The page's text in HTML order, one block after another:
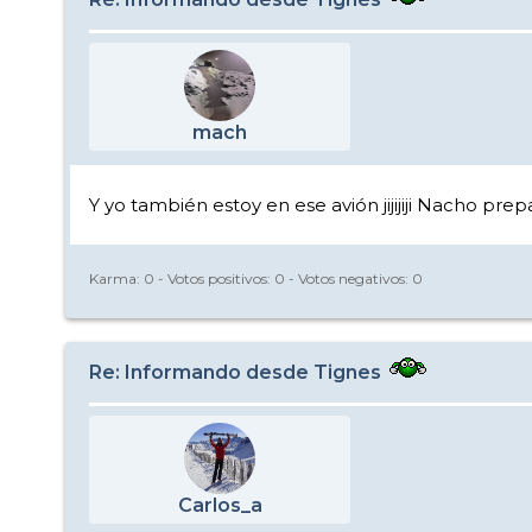
mach
Y yo también estoy en ese avión jijijiji Nacho
Karma: 0 - Votos positivos: 0 - Votos negativos: 0
Re: Informando desde Tignes
Carlos_a